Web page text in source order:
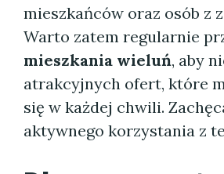
mieszkańców oraz osób z
Warto zatem regularnie
mieszkania wieluń, aby
atrakcyjnych ofert, które
się w każdej chwili.
aktywnego korzystania z